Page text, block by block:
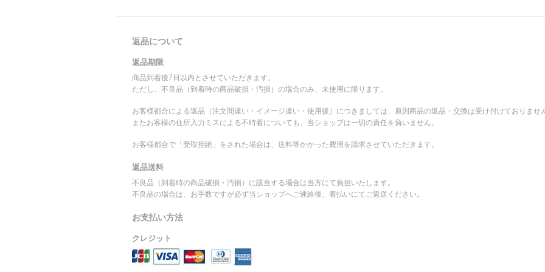
返品について
返品期限
商品到着後7日以内とさせていただきます。
ただし、不良品（到着時の商品破損・汚損）の場合のみ、未使用に限ります。
お客様都合による返品（注文間違い・イメージ違い・使用後）につきましては、原則商品の返品・交換は受け付けておりませ
またお客様の住所入力ミスによる不時着についても、当ショップは一切の責任を負いません。
お客様都合で「受取拒絶」をされた場合は、送料等かかった費用を請求させていただきます。
返品送料
不良品（到着時の商品破損・汚損）に該当する場合は当方にて負担いたします。
不良品の場合は、お手数ですが必ず当ショップへご連絡後、着払いにてご返送ください。
お支払い方法
クレジット